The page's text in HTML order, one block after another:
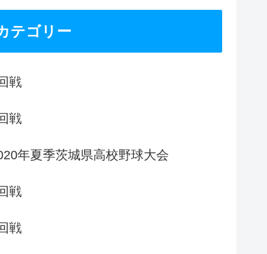
テゴリー
戦
戦
年夏季茨城県高校野球大会
戦
戦